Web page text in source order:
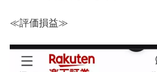
≪評価損益≫